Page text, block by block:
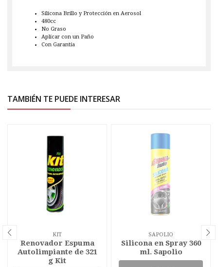
Silicona Brillo y Protección en Aerosol
480cc
No Graso
Aplicar con un Paño
Con Garantía
TAMBIÉN TE PUEDE INTERESAR
KIT
Renovador Espuma
Autolimpiante de 321
g Kit
SAPOLIO
Silicona en Spray 360
ml. Sapolio